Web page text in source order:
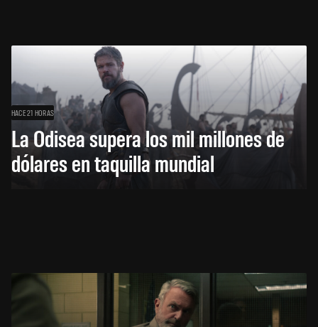
HACE 21 HORAS
La Odisea supera los mil millones de
dólares en taquilla mundial